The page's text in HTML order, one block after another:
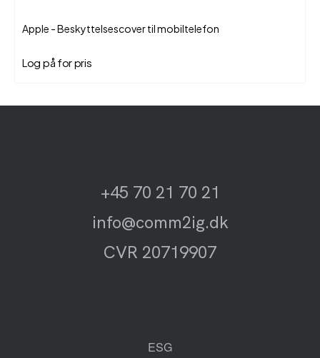
Apple - Beskyttelsescover til mobiltelefon
Log på for pris
+45 70 21 70 21
info@comm2ig.dk
CVR 20719907
ESG